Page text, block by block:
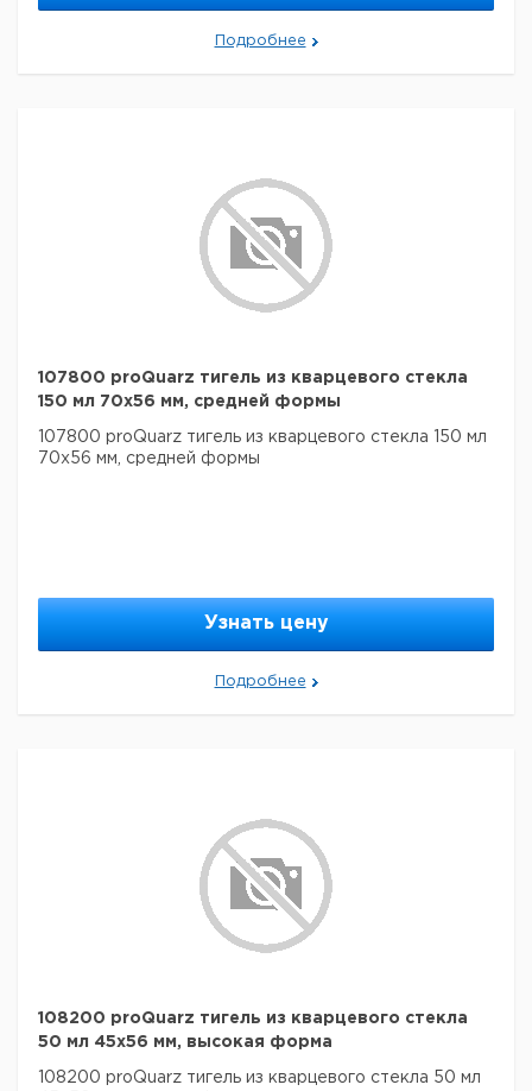
Подробнее
107800 proQuarz тигель из кварцевого стекла
150 мл 70x56 мм, средней формы
107800 proQuarz тигель из кварцевого стекла 150 мл
70x56 мм, средней формы
Узнать цену
Подробнее
108200 proQuarz тигель из кварцевого стекла
50 мл 45x56 мм, высокая форма
108200 proQuarz тигель из кварцевого стекла 50 мл